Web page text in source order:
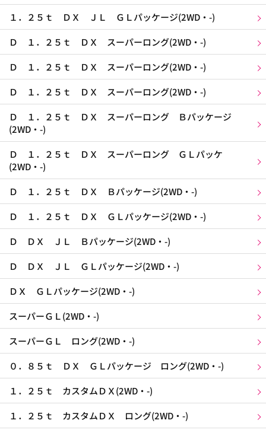
１．２５ｔ ＤＸ ＪＬ ＧＬパッケージ(2WD・-)
Ｄ １．２５ｔ ＤＸ スーパーロング(2WD・-)
Ｄ １．２５ｔ ＤＸ スーパーロング(2WD・-)
Ｄ １．２５ｔ ＤＸ スーパーロング(2WD・-)
Ｄ １．２５ｔ ＤＸ スーパーロング Ｂパッケージ
(2WD・-)
Ｄ １．２５ｔ ＤＸ スーパーロング ＧＬパッケ
(2WD・-)
Ｄ １．２５ｔ ＤＸ Ｂパッケージ(2WD・-)
Ｄ １．２５ｔ ＤＸ ＧＬパッケージ(2WD・-)
Ｄ ＤＸ ＪＬ Ｂパッケージ(2WD・-)
Ｄ ＤＸ ＪＬ ＧＬパッケージ(2WD・-)
ＤＸ ＧＬパッケージ(2WD・-)
スーパーＧＬ(2WD・-)
スーパーＧＬ ロング(2WD・-)
０．８５ｔ ＤＸ ＧＬパッケージ ロング(2WD・-)
１．２５ｔ カスタムＤＸ(2WD・-)
１．２５ｔ カスタムＤＸ ロング(2WD・-)